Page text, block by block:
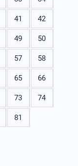
41 42
49 50
57 58
65 66
73 74
81